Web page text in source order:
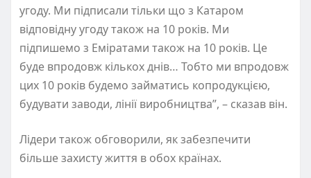
угоду. Ми підписали тільки що з Катаром
відповідну угоду також на 10 років. Ми
підпишемо з Еміратами також на 10 років. Це
буде впродовж кількох днів… Тобто ми впродовж
цих 10 років будемо займатись копродукцією,
будувати заводи, лінії виробництва”, – сказав він.
Лідери також обговорили, як забезпечити
більше захисту життя в обох країнах.